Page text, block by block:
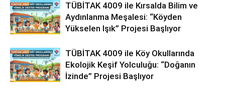
TÜBİTAK 4009 ile Kırsalda Bilim ve
Aydınlanma Meşalesi: “Köyden
Yükselen Işık” Projesi Başlıyor
TÜBİTAK 4009 ile Köy Okullarında
Ekolojik Keşif Yolculuğu: “Doğanın
İzinde” Projesi Başlıyor